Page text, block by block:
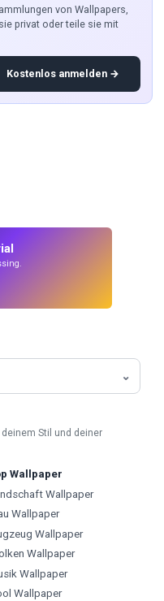
von Wallpapers,
privat oder teile sie mit
Kostenlos anmelden →
Stil und deiner
Wallpaper
Wallpaper
Wallpaper
Wallpaper
Wallpaper
Wallpaper
Wallpaper